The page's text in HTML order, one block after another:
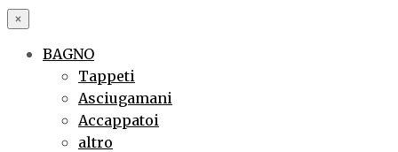
×
BAGNO
Tappeti
Asciugamani
Accappatoi
altro